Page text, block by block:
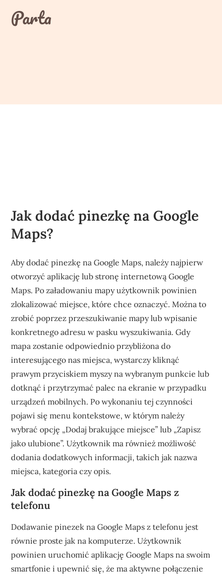
contentParta
Jak dodać pinezkę na Google
Maps?
Aby dodać pinezkę na Google Maps, należy najpierw
otworzyć aplikację lub stronę internetową Google
Maps. Po załadowaniu mapy użytkownik powinien
zlokalizować miejsce, które chce oznaczyć. Można to
zrobić poprzez przeszukiwanie mapy lub wpisanie
konkretnego adresu w pasku wyszukiwania. Gdy
mapa zostanie odpowiednio przybliżona do
interesującego nas miejsca, wystarczy kliknąć
prawym przyciskiem myszy na wybranym punkcie lub
dotknąć i przytrzymać palec na ekranie w przypadku
urządzeń mobilnych. Po wykonaniu tej czynności
pojawi się menu kontekstowe, w którym należy
wybrać opcję „Dodaj brakujące miejsce” lub „Zapisz
jako ulubione”. Użytkownik ma również możliwość
dodania dodatkowych informacji, takich jak nazwa
miejsca, kategoria czy opis.
Jak dodać pinezkę na Google Maps z
telefonu
Dodawanie pinezek na Google Maps z telefonu jest
równie proste jak na komputerze. Użytkownik
powinien uruchomić aplikację Google Maps na swoim
smartfonie i upewnić się, że ma aktywne połączenie